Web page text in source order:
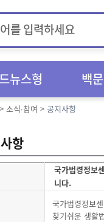
뉴스형 백
> 소식∙참여 > 공지사항
항
국가법령정보
니다.
국가법령정보
찾기쉬운 생활